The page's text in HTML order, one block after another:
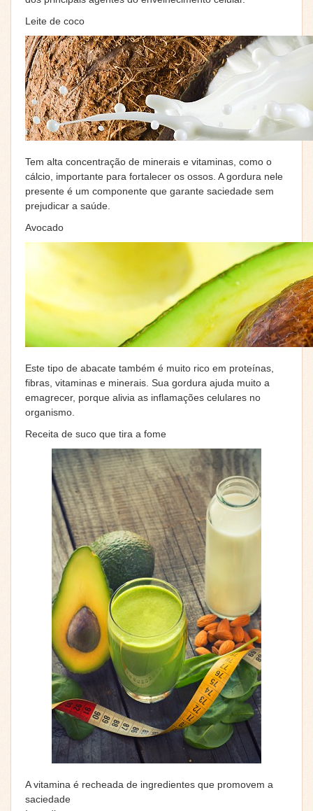
Leite de coco
Tem alta concentração de minerais e vitaminas, como o
cálcio, importante para fortalecer os ossos. A gordura nele
presente é um componente que garante saciedade sem
prejudicar a saúde.
Avocado
Este tipo de abacate também é muito rico em proteínas,
fibras, vitaminas e minerais. Sua gordura ajuda muito a
emagrecer, porque alivia as inflamações celulares no
organismo.
Receita de suco que tira a fome
A vitamina é recheada de ingredientes que promovem a
saciedade